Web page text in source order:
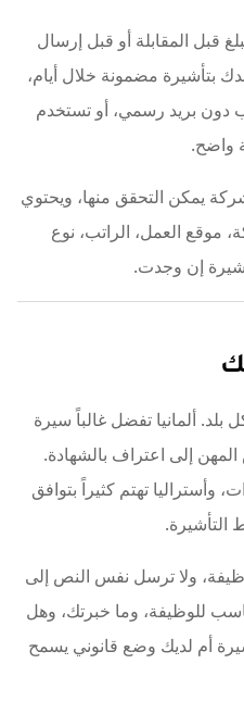
المقابلة أو قبل إرسال
بتأشيرة مضمونة خلال أيام،
دون بريد رسمي، أو تستخدم
يمكن التحقق منها، ويحتوي
موقع العمل، الراتب، نوع
إن وجدت.
ألمانيا تفضل غالباً سيرة
إلى اعتراف بالشهادة.
وأستراليا تهتم كثيراً بتوافق
التأشيرة.
ولا ترسل نفس النص إلى
للوظيفة، وما خبرتك، وهل
أم لديك وضع قانوني يسمح